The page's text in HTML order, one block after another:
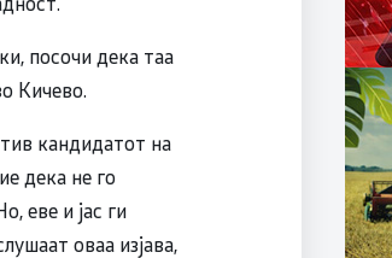
посочи дека таа
Кичево.
кандидатот на
дека не го
еве и јас ги
оваа изјава,